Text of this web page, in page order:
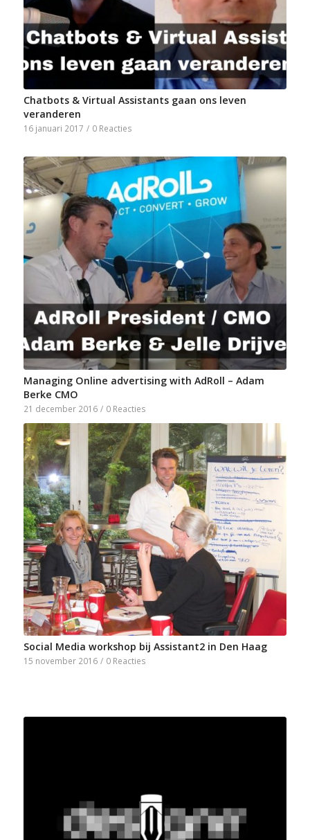
Chatbots & Virtual Assistants gaan ons leven
veranderen
16 januari 2017 / 0 Reacties
Managing Online advertising with AdRoll – Adam
Berke CMO
21 december 2016 / 0 Reacties
Social Media workshop bij Assistant2 in Den Haag
15 november 2016 / 0 Reacties